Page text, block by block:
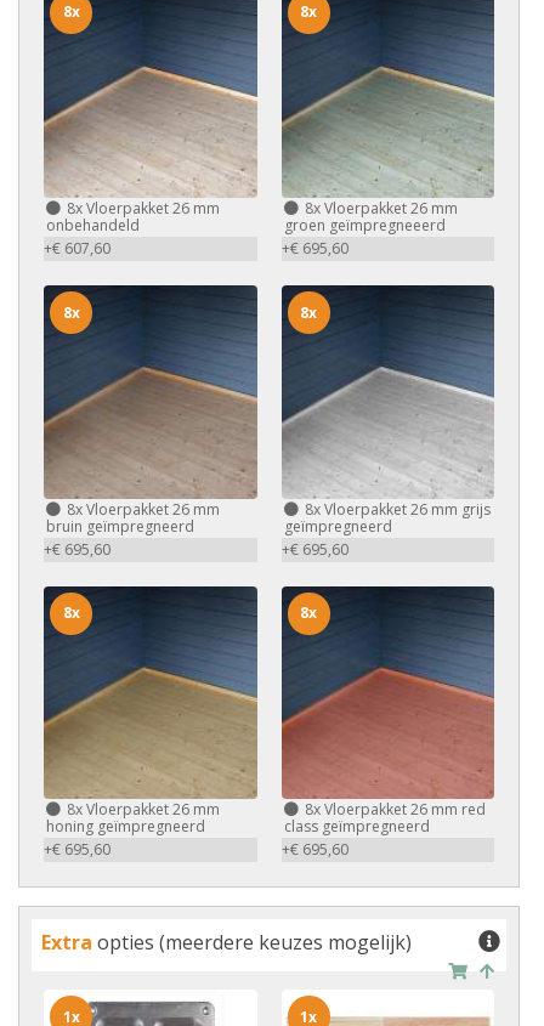
8xVloerpakket 26 mm
onbehandeld
+€ 607,60
8x
8xVloerpakket 26 mm
groen geïmpregneeerd
+€ 695,60
8x
8xVloerpakket 26 mm
bruin geïmpregneerd
+€ 695,60
8x
8xVloerpakket 26 mm grijs
geïmpregneerd
+€ 695,60
8x
8xVloerpakket 26 mm
honing geïmpregneerd
+€ 695,60
8x
8xVloerpakket 26 mm red
class geïmpregneerd
+€ 695,60
8x
Extra opties (meerdere keuzes mogelijk)
1x 1x